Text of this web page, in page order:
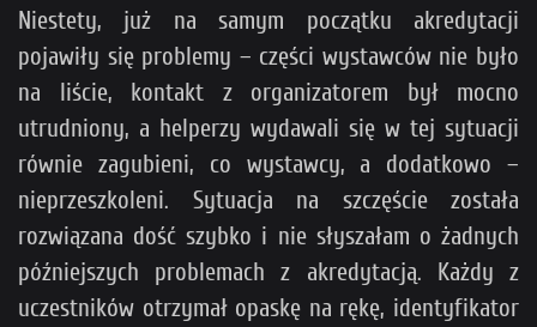
Niestety, już na samym początku akredytacji
pojawiły się problemy – części wystawców nie było
na liście, kontakt z organizatorem był mocno
utrudniony, a helperzy wydawali się w tej sytuacji
równie zagubieni, co wystawcy, a dodatkowo –
nieprzeszkoleni. Sytuacja na szczęście została
rozwiązana dość szybko i nie słyszałam o żadnych
późniejszych problemach z akredytacją. Każdy z
uczestników otrzymał opaskę na rękę, identyfikator